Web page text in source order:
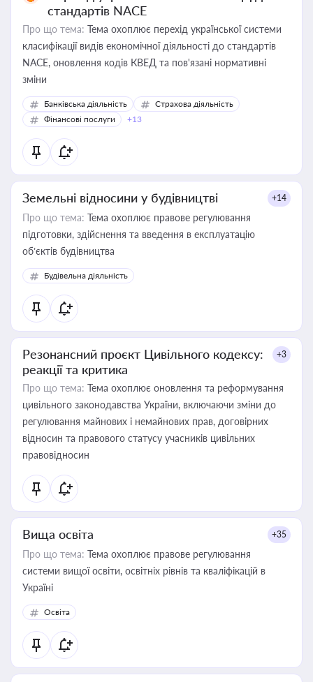
стандартів NACE
Про що тема: Тема охоплює перехід української системи
класифікації видів економічної діяльності до стандартів
NACE, оновлення кодів КВЕД та пов'язані нормативні
зміни
Банківська діяльність
Страхова діяльність
Фінансові послуги
+13
Земельні відносини у будівництві +14
Про що тема: Тема охоплює правове регулювання
підготовки, здійснення та введення в експлуатацію
об’єктів будівництва
Будівельна діяльність
Резонансний проєкт Цивільного кодексу:
реакції та критика
+3
Про що тема: Тема охоплює оновлення та реформування
цивільного законодавства України, включаючи зміни до
регулювання майнових і немайнових прав, договірних
відносин та правового статусу учасників цивільних
правовідносин
Вища освіта +35
Про що тема: Тема охоплює правове регулювання
системи вищої освіти, освітніх рівнів та кваліфікацій в
Україні
Освіта